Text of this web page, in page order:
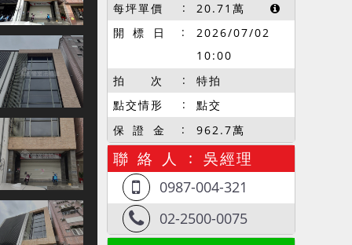
每坪單價
20.71萬
開 標 日
2026/07/02
10:00
拍 次
特拍
點交情形
點交
保 證 金
962.7萬
聯 絡 人 吳經理
0987-004-321
02-2500-0075